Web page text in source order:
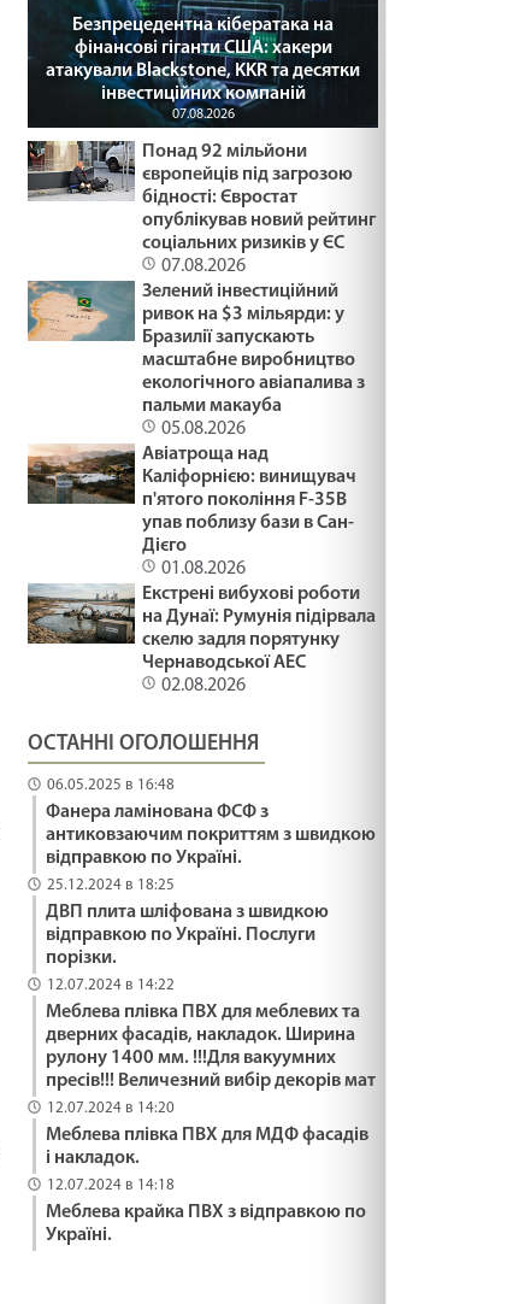
Безпрецедентна кібератака на
фінансові гіганти США: хакери
атакували Blackstone, KKR та десятки
інвестиційних компаній
07.08.2026
Понад 92 мільйони
європейців під загрозою
бідності: Євростат
опублікував новий рейтинг
соціальних ризиків у ЄС
07.08.2026
Зелений інвестиційний
ривок на $3 мільярди: у
Бразилії запускають
масштабне виробництво
екологічного авіапалива з
пальми макауба
05.08.2026
Авіатроща над
Каліфорнією: винищувач
п'ятого покоління F-35B
упав поблизу бази в Сан-
Дієго
01.08.2026
Екстрені вибухові роботи
на Дунаї: Румунія підірвала
скелю задля порятунку
Чернаводської АЕС
02.08.2026
ОСТАННІ ОГОЛОШЕННЯ
06.05.2025 в 16:48
Фанера ламінована ФСФ з
антиковзаючим покриттям з швидкою
відправкою по Україні.
25.12.2024 в 18:25
ДВП плита шліфована з швидкою
відправкою по Україні. Послуги
порізки.
12.07.2024 в 14:22
Меблева плівка ПВХ для меблевих та
дверних фасадів, накладок. Ширина
рулону 1400 мм. !!!Для вакуумних
пресів!!! Величезний вибір декорів мат
12.07.2024 в 14:20
Меблева плівка ПВХ для МДФ фасадів
і накладок.
12.07.2024 в 14:18
Меблева крайка ПВХ з відправкою по
Україні.